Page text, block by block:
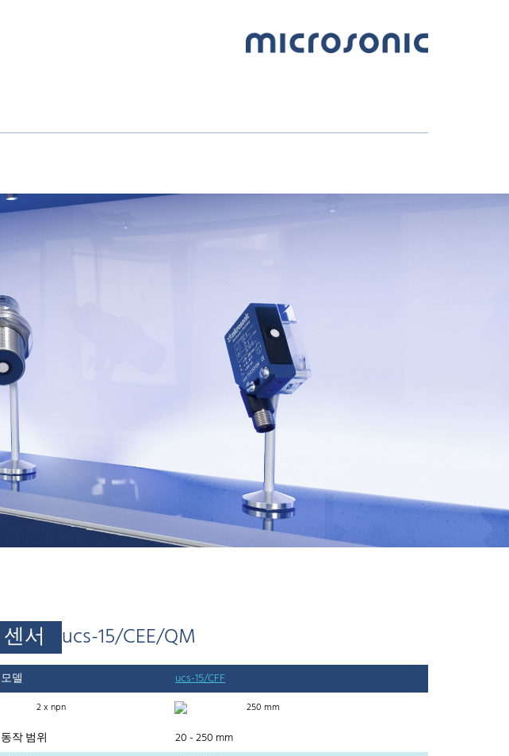
센서 ucs-15/CEE/QM
모델 ucs-15/CFF
2 x npn 250 mm
동작 범위
20 - 250 mm